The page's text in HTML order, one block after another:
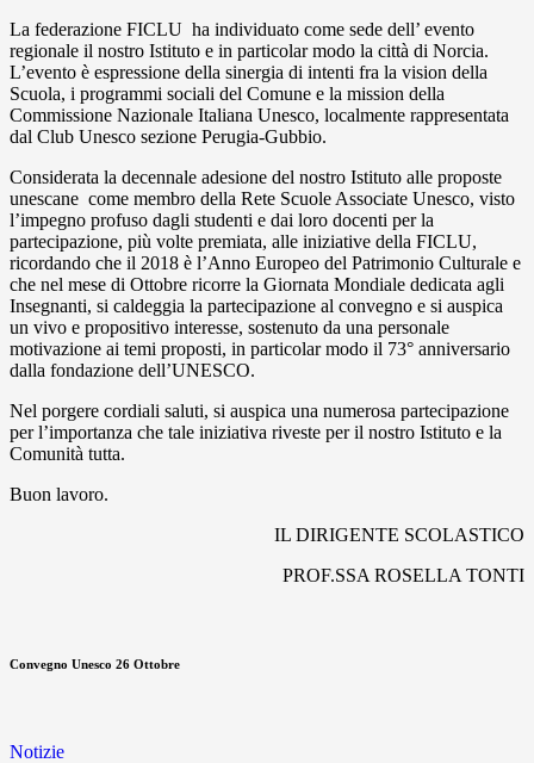
La federazione FICLU ha individuato come sede dell’ evento
regionale il nostro Istituto e in particolar modo la città di Norcia.
L’evento è espressione della sinergia di intenti fra la vision della
Scuola, i programmi sociali del Comune e la mission della
Commissione Nazionale Italiana Unesco, localmente rappresentata
dal Club Unesco sezione Perugia-Gubbio.
Considerata la decennale adesione del nostro Istituto alle proposte
unescane come membro della Rete Scuole Associate Unesco, visto
l’impegno profuso dagli studenti e dai loro docenti per la
partecipazione, più volte premiata, alle iniziative della FICLU,
ricordando che il 2018 è l’Anno Europeo del Patrimonio Culturale e
che nel mese di Ottobre ricorre la Giornata Mondiale dedicata agli
Insegnanti, si caldeggia la partecipazione al convegno e si auspica
un vivo e propositivo interesse, sostenuto da una personale
motivazione ai temi proposti, in particolar modo il 73° anniversario
dalla fondazione dell’UNESCO.
Nel porgere cordiali saluti, si auspica una numerosa partecipazione
per l’importanza che tale iniziativa riveste per il nostro Istituto e la
Comunità tutta.
Buon lavoro.
IL DIRIGENTE SCOLASTICO
PROF.SSA ROSELLA TONTI
Convegno Unesco 26 Ottobre
Notizie